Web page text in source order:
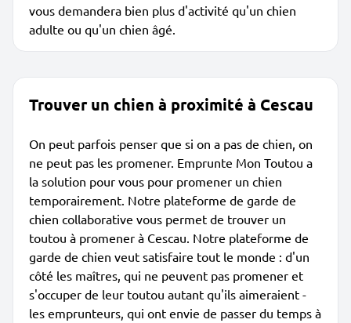
vous demandera bien plus d'activité qu'un chien
adulte ou qu'un chien âgé.
Trouver un chien à proximité à Cescau
On peut parfois penser que si on a pas de chien, on
ne peut pas les promener. Emprunte Mon Toutou a
la solution pour vous pour promener un chien
temporairement. Notre plateforme de garde de
chien collaborative vous permet de trouver un
toutou à promener à Cescau. Notre plateforme de
garde de chien veut satisfaire tout le monde : d'un
côté les maîtres, qui ne peuvent pas promener et
s'occuper de leur toutou autant qu'ils aimeraient -
les emprunteurs, qui ont envie de passer du temps à